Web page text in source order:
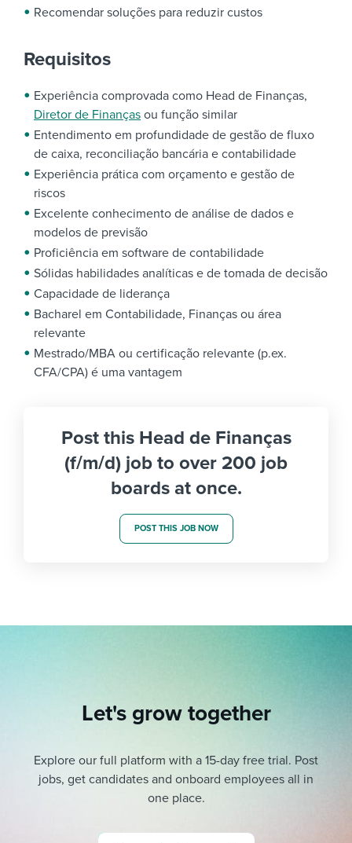
Recomendar soluções para reduzir custos
Requisitos
Experiência comprovada como Head de Finanças,
Diretor de Finanças ou função similar
Entendimento em profundidade de gestão de fluxo
de caixa, reconciliação bancária e contabilidade
Experiência prática com orçamento e gestão de
riscos
Excelente conhecimento de análise de dados e
modelos de previsão
Proficiência em software de contabilidade
Sólidas habilidades analíticas e de tomada de decisão
Capacidade de liderança
Bacharel em Contabilidade, Finanças ou área
relevante
Mestrado/MBA ou certificação relevante (p.ex.
CFA/CPA) é uma vantagem
Post this Head de Finanças
(f/m/d) job to over 200 job
boards at once.
POST THIS JOB NOW
Let's grow together
Explore our full platform with a 15-day free trial. Post
jobs, get candidates and onboard employees all in
one place.